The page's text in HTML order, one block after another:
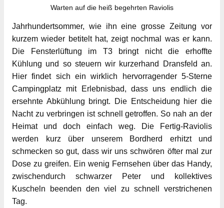
Warten auf die heiß begehrten Raviolis
Jahrhundertsommer, wie ihn eine grosse Zeitung vor
kurzem wieder betitelt hat, zeigt nochmal was er kann.
Die Fensterlüftung im T3 bringt nicht die erhoffte
Kühlung und so steuern wir kurzerhand Dransfeld an.
Hier findet sich ein wirklich hervorragender 5-Sterne
Campingplatz mit Erlebnisbad, dass uns endlich die
ersehnte Abkühlung bringt. Die Entscheidung hier die
Nacht zu verbringen ist schnell getroffen. So nah an der
Heimat und doch einfach weg. Die Fertig-Raviolis
werden kurz über unserem Bordherd erhitzt und
schmecken so gut, dass wir uns schwören öfter mal zur
Dose zu greifen. Ein wenig Fernsehen über das Handy,
zwischendurch schwarzer Peter und kollektives
Kuscheln beenden den viel zu schnell verstrichenen
Tag.